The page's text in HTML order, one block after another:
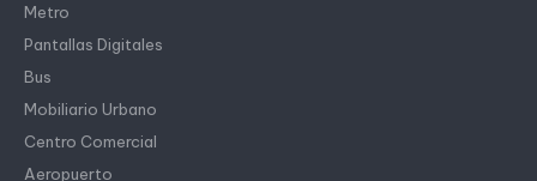
Metro
Pantallas Digitales
Bus
Mobiliario Urbano
Centro Comercial
Aeropuerto